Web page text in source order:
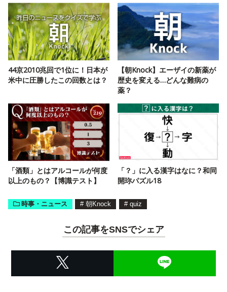
44京2010兆回で1位に！日本が
米中に圧勝したこの回数とは？
【朝Knock】エーザイの新薬が
歴史を変える…どんな難病の
薬？
「酒類」とはアルコールが何度
以上のもの？【博識テスト】
「？」に入る漢字はなに？和同
開珎パズル18
時事・ニュース # 朝Knock # quiz
この記事をSNSでシェア